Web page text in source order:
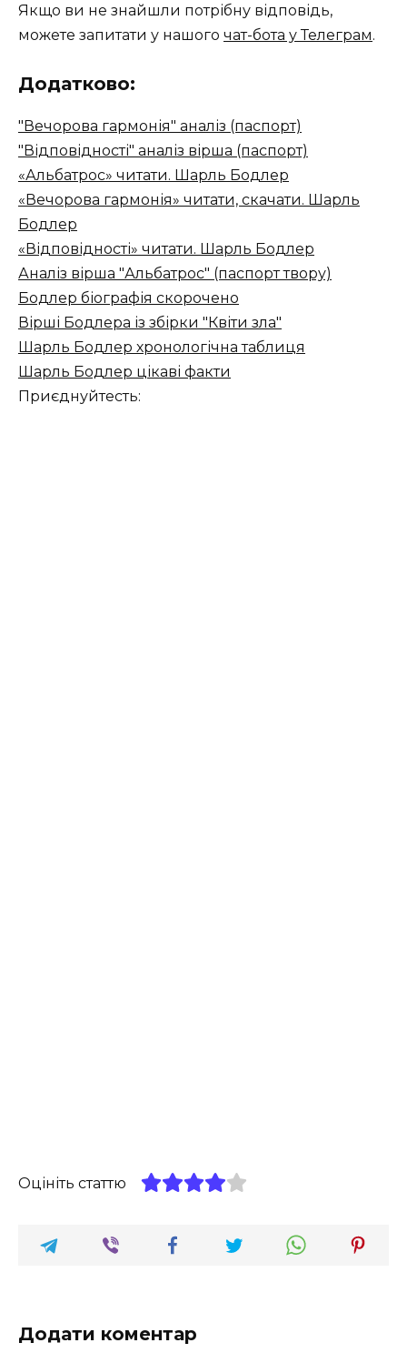
Якщо ви не знайшли потрібну відповідь,
можете запитати у нашого чат-бота у Телеграм.
Додатково:
"Вечорова гармонія" аналіз (паспорт)
"Відповідності" аналіз вірша (паспорт)
«Альбатрос» читати. Шарль Бодлер
«Вечорова гармонія» читати, скачати. Шарль
Бодлер
«Відповідності» читати. Шарль Бодлер
Аналіз вірша "Альбатрос" (паспорт твору)
Бодлер біографія скорочено
Вірші Бодлера із збірки "Квіти зла"
Шарль Бодлер хронологічна таблиця
Шарль Бодлер цікаві факти
Приєднуйтесть:
Оцініть статтю
Додати коментар